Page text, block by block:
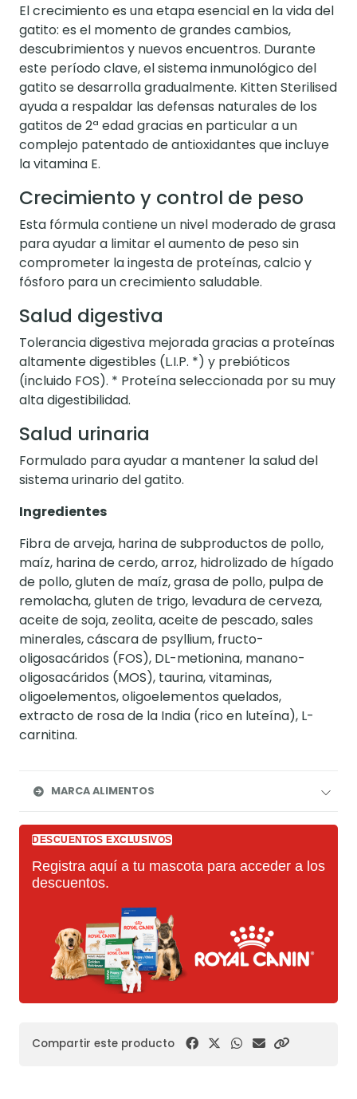
El crecimiento es una etapa esencial en la vida del
gatito: es el momento de grandes cambios,
descubrimientos y nuevos encuentros. Durante
este período clave, el sistema inmunológico del
gatito se desarrolla gradualmente. Kitten Sterilised
ayuda a respaldar las defensas naturales de los
gatitos de 2ª edad gracias en particular a un
complejo patentado de antioxidantes que incluye
la vitamina E.
Crecimiento y control de peso
Esta fórmula contiene un nivel moderado de grasa
para ayudar a limitar el aumento de peso sin
comprometer la ingesta de proteínas, calcio y
fósforo para un crecimiento saludable.
Salud digestiva
Tolerancia digestiva mejorada gracias a proteínas
altamente digestibles (L.I.P. *) y prebióticos
(incluido FOS). * Proteína seleccionada por su muy
alta digestibilidad.
Salud urinaria
Formulado para ayudar a mantener la salud del
sistema urinario del gatito.
Ingredientes
Fibra de arveja, harina de subproductos de pollo,
maíz, harina de cerdo, arroz, hidrolizado de hígado
de pollo, gluten de maíz, grasa de pollo, pulpa de
remolacha, gluten de trigo, levadura de cerveza,
aceite de soja, zeolita, aceite de pescado, sales
minerales, cáscara de psyllium, fructo-
oligosacáridos (FOS), DL-metionina, manano-
oligosacáridos (MOS), taurina, vitaminas,
oligoelementos, oligoelementos quelados,
extracto de rosa de la India (rico en luteína), L-
carnitina.
MARCA ALIMENTOS
DESCUENTOS EXCLUSIVOS
Registra aquí a tu mascota para acceder a los
descuentos.
Compartir este producto